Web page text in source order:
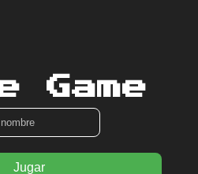
Game
Jugar